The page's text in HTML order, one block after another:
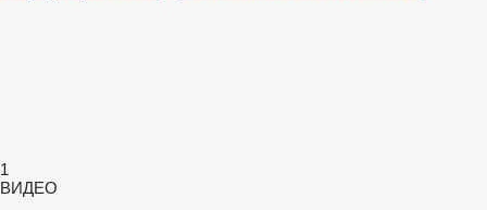
1
ВИДЕО